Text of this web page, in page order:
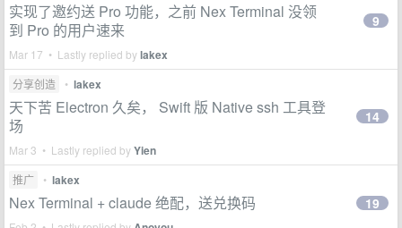
实现了邀约送 Pro 功能，之前 Nex Terminal 没领
到 Pro 的用户速来
Mar 17 • Lastly replied bylakex
9
分享创造 • lakex
天下苦 Electron 久矣， Swift 版 Native ssh 工具登
场
Mar 3 • Lastly replied byYien
14
推广 • lakex
Nex Terminal + claude 绝配，送兑换码 19